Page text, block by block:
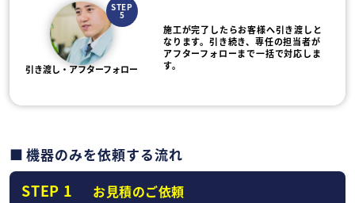
STEP
5
引き渡し・アフターフォロー
施工が完了したらお客様へ引き渡しと
なります。引き続き、専任の担当者が
アフターフォローまで一括で対応しま
す。
機器のみを依頼する流れ
STEP 1 お見積のご依頼